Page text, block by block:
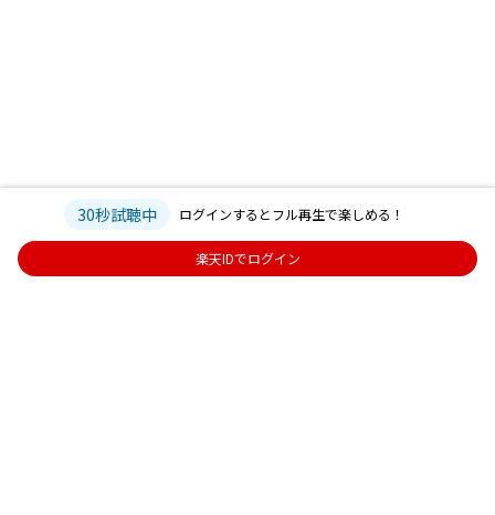
30秒試聴中 ログインするとフル再生で楽しめる！
楽天IDでログイン